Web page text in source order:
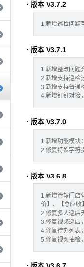
· 版本 V3.7.2
1.新增巡检问题
· 版本 V3.7.1
1.新增整改问题
2.新增支持巡检
3.新增支持普通
4.新增钉钉对接
· 版本 V3.7.0
1.新增功能模块
2.修复特殊字符
· 版本 V3.6.8
1.新增管辖门店
价】、【总应收】
2.修复多人巡店
3.修复视频巡店
4.修复待办列表
5.修复视频抽检